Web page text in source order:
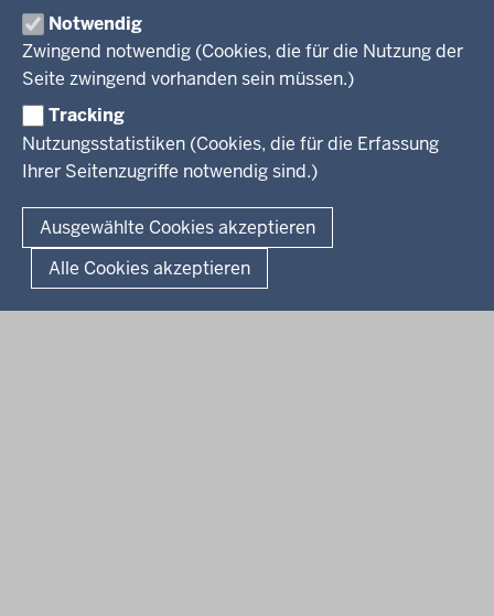
Notwendig
Zwingend notwendig (Cookies, die für die Nutzung der
Seite zwingend vorhanden sein müssen.)
Tracking
Nutzungsstatistiken (Cookies, die für die Erfassung
Ihrer Seitenzugriffe notwendig sind.)
Ausgewählte Cookies akzeptieren
Alle Cookies akzeptieren
Organisation
Arbeitgeber Ministerium
Rechtsgrundlagen
Kultur
Wissenschaft, Forschung, Lehre und Studium
Presse
Service
Kontakt
Fußzeile
Datenschutz Erklärung zur Barrierefreiheit